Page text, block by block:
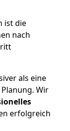
ist die
nach
als eine
Wir
erfolgreich